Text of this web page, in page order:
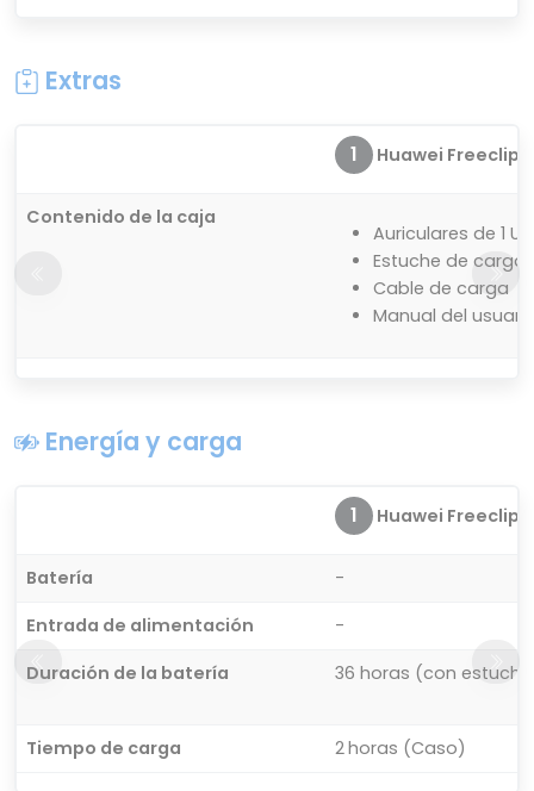
Extras
1 Huawei Freeclip
Contenido de la caja
Auriculares de 1 U
Estuche de carga
Cable de carga
Manual del
Energía y carga
1 Huawei Freeclip
Batería
-
Entrada de alimentación
-
Duración de la batería
36 horas (con
Tiempo de carga 2 horas (Caso)